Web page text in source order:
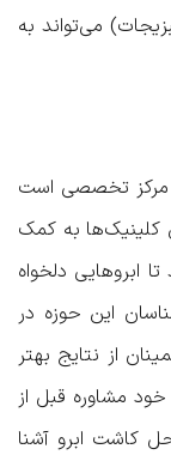
می‌تواند به
تخصصی است
کلینیک‌ها به کمک
دلخواه
این حوزه در
از نتایج بهتر
مشاوره قبل از
کاشت ابرو آشنا